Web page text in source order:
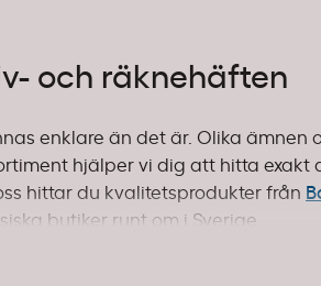
och räknehäften
enklare än det är. Olika ämnen
hjälper vi dig att hitta exakt
hittar du kvalitetsprodukter från
butiker runt om i Sverige.